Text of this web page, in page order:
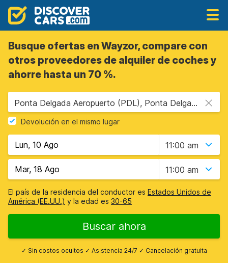
Busque ofertas en Wayzor, compare con
otros proveedores de alquiler de coches y
ahorre hasta un 70 %.
Ponta Delgada Aeropuerto (PDL), Ponta Delgada, Portugal Islas Azores
Devolución en el mismo lugar
11:00 am
11:00 am
El país de la residencia del conductor es Estados Unidos de
América (EE.UU.) y la edad es 30-65
Buscar ahora
✓ Sin costos ocultos ✓ Asistencia 24/7 ✓ Cancelación gratuita